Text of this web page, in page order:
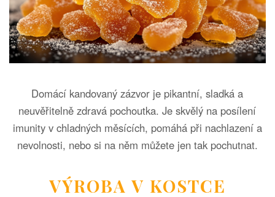
Domácí kandovaný zázvor je pikantní, sladká a
neuvěřitelně zdravá pochoutka. Je skvělý na posílení
imunity v chladných měsících, pomáhá při nachlazení a
nevolnosti, nebo si na něm můžete jen tak pochutnat.
VÝROBA V KOSTCE